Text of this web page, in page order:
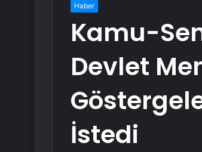
Haber
Kamu-
Devlet
İstedi